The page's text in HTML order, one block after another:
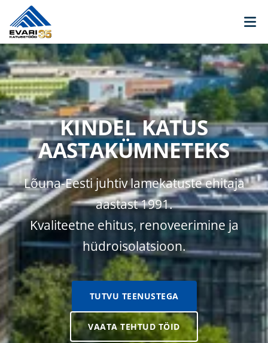
Skip to content
KINDEL KATUS
AASTAKÜMNETEKS
Lõuna-Eesti juhtiv lamekatuste ehitaja
aastast 1991.
Kvaliteetne ehitus, renoveerimine ja
hüdroisolatsioon.
TUTVU TEENUSTEGA
VAATA TEHTUD TÖID